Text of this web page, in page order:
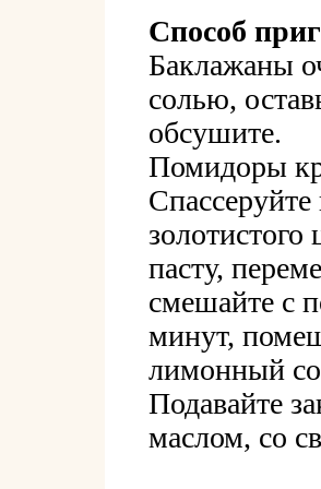
Способ
Баклажаны
солью,
обсушите.
Помидоры
золотистого
пасту,
смешайте с
минут,
лимонный
Подавайте
маслом, со